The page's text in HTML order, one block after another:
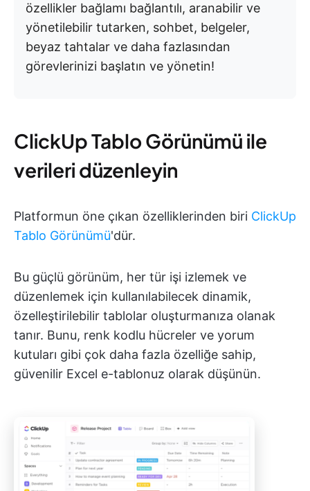
özellikler bağlamı bağlantılı, aranabilir ve
yönetilebilir tutarken, sohbet, belgeler,
beyaz tahtalar ve daha fazlasından
görevlerinizi başlatın ve yönetin!
ClickUp Tablo Görünümü ile
verileri düzenleyin
Platformun öne çıkan özelliklerinden biri ClickUp
Tablo Görünümü'dür.
Bu güçlü görünüm, her tür işi izlemek ve
düzenlemek için kullanılabilecek dinamik,
özelleştirilebilir tablolar oluşturmanıza olanak
tanır. Bunu, renk kodlu hücreler ve yorum
kutuları gibi çok daha fazla özelliğe sahip,
güvenilir Excel e-tablonuz olarak düşünün.